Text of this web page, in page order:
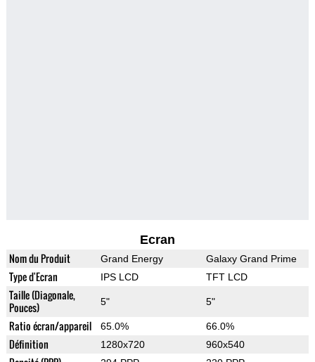
Ecran
Nom du Produit Grand Energy Galaxy Grand Prime
Type d'Ecran IPS LCD TFT LCD
Taille (Diagonale,
Pouces)
5" 5"
Ratio écran/appareil 65.0% 66.0%
Définition 1280x720 960x540